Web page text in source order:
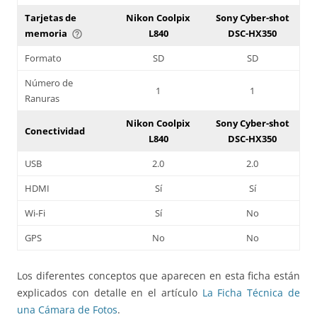
Tarjetas de
memoria help_outline
Nikon Coolpix
L840
Sony Cyber-shot
DSC-HX350
Formato
SD
SD
Número de
Ranuras
1 1
Conectividad
Nikon Coolpix
L840
Sony Cyber-shot
DSC-HX350
USB
2.0
2.0
HDMI
Sí
Sí
Wi-Fi
Sí
No
GPS
No No
Los diferentes conceptos que aparecen en esta ficha están
explicados con detalle en el artículo La Ficha Técnica de
una Cámara de Fotos.